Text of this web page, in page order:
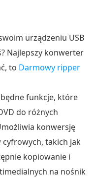
urządzeniu USB
Najlepszy konwerter
to Darmowy ripper
funkcje, które
do różnych
konwersję
cyfrowych, takich jak
kopiowanie i
na nośnik